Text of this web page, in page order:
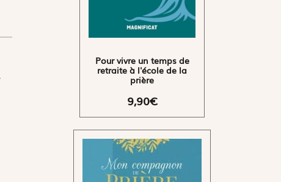
Pour vivre un temps de
retraite à l'école de la
prière
9,90€